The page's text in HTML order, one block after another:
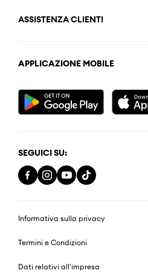
ASSISTENZA CLIENTI
APPLICAZIONE MOBILE
SEGUICI SU:
Informativa sulla privacy
Termini e Condizioni
Dati relativi all'impresa